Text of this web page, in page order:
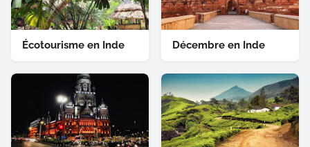
Écotourisme en Inde Décembre en Inde